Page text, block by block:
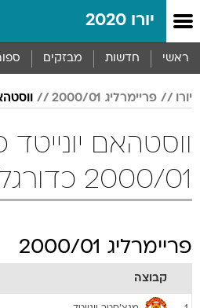
יורו 2020
ראשי חדשות מבזקים
יורו פריימרליג 2000/01
ווסטהאם יונייטד
2000/01 כדורגל
פריימרליג 2000/01
קבוצה